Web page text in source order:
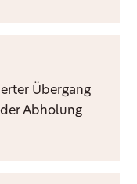
Übergang
Abholung